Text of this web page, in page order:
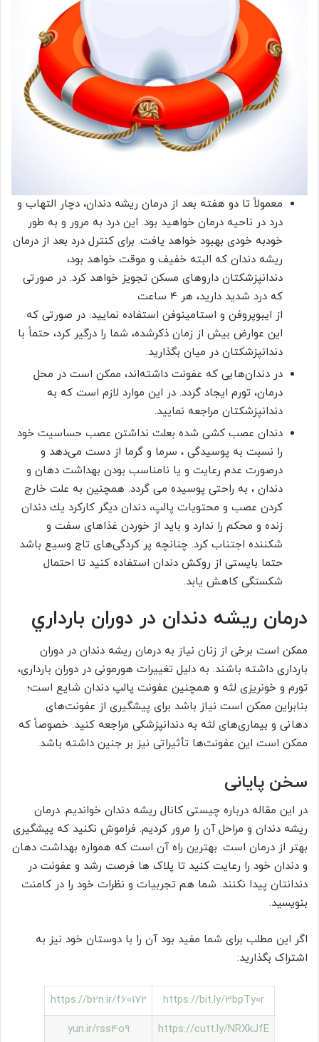
معمولاً تا دو هفته بعد از درمان ریشه دندان، دچار التهاب و
درد در ناحیه درمان خواهید بود. این درد به مرور و به طور
خودبه خودی بهبود خواهد یافت. برای کنترل درد بعد از درمان
ریشه دندان که البته خفیف و موقت خواهد بود،
دندانپزشکتان داروهای مسکن تجویز خواهد کرد. در صورتی
که درد شدید دارید، هر 4 ساعت
از ایبوپروفن و استامینوفن استفاده نمایید. در صورتی که
این عوارض بیش از زمان ذکرشده، شما را درگیر کرد، حتماً با
دندانپزشکتان در میان بگذارید.
در دندان‌هایی که عفونت داشته‌اند، ممکن است در محل
درمان، تورم ایجاد گردد. در این موارد لازم است که به
دندانپزشکتان مراجعه نمایید.
دندان عصب کشی شده بعلت نداشتن عصب حساسیت خود
را نسبت به پوسیدگی ، سرما و گرما از دست می‌دهد و
درصورت عدم رعایت و یا نامناسب بودن بهداشت دهان و
دندان ، به راحتی پوسیده می گردد. همچنین به علت خارج
کردن عصب و محتویات پالپ، دندان دیگر کارکرد یك دندان
زنده و محكم را ندارد و باید از خوردن غذاهای سفت و
شكننده اجتناب کرد. چنانچه پر کردگی‌های تاج وسیع باشد
حتما بایستی از روکش دندان استفاده کنید تا احتمال
شکستگی کاهش یابد.
درمان ریشه دندان در دوران بارداري
ممکن است برخی از زنان نیاز به درمان ریشه دندان در دوران
بارداری داشته باشند. به دلیل تغییرات هورمونی در دوران بارداری،
تورم و خونریزی لثه و همچنین عفونت پالپ دندان شایع است؛
بنابراین ممکن است نیاز باشد برای پیشگیری از عفونت‌های
دهانی و بیماری‌های لثه به دندانپزشکی مراجعه کنید. خصوصاً که
ممکن است این عفونت‌ها تأثیراتی نیز بر جنین داشته باشد.
سخن پایانی
در این مقاله درباره چیستی کانال ریشه دندان خواندیم. درمان
ریشه دندان و مراحل آن را مرور کردیم. فراموش نکنید که پیشگیری
بهتر از درمان است. بهترین راه آن است که همواره بهداشت دهان
و دندان خود را رعایت کنید تا پلاک ها فرصت رشد و عفونت در
دندانتان پیدا نکنند. شما هم تجربیات و نظرات خود را در کامنت
بنویسید.
اگر این مطلب برای شما مفید بود آن را با دوستان خود نیز به
اشتراک بگذارید:
https://bit.ly/3bpTy0r
https://b2n.ir/f60172
https://cutt.ly/NRXkJfE
yun.ir/rss4o9